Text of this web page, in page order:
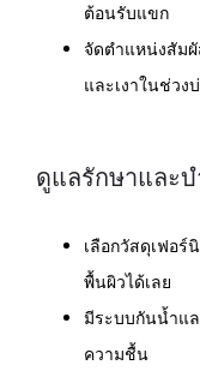
ต้อนรับแขก
จัดตำแหน่งสัม
และเงาในช่วง
ดูแลรักษาและบ
เลือกวัสดุเฟอร์
พื้นผิวได้เลย
มีระบบกันน้ำแ
ความชื้น